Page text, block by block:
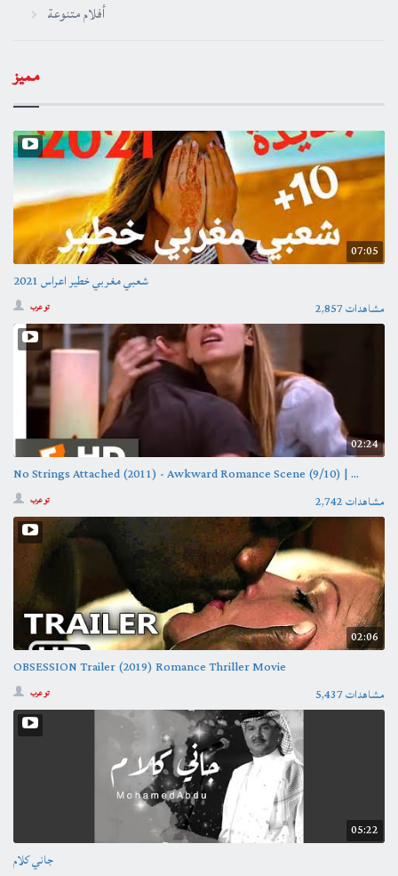
أفلام متنوعة
مميز
07:05
شعبي مغربي خطير اعراس 2021
تو عرب 2,857 مشاهدات
02:24
No Strings Attached (2011) - Awkward Romance Scene (9/10) | ...
تو عرب 2,742 مشاهدات
02:06
OBSESSION Trailer (2019) Romance Thriller Movie
تو عرب 5,437 مشاهدات
05:22
جاني كلام